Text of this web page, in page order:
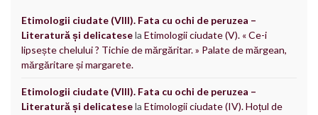
Etimologii ciudate (VIII). Fata cu ochi de peruzea –
Literatură și delicatesela Etimologii ciudate (V). « Ce-i
lipsește chelului ? Tichie de mărgăritar. » Palate de mărgean,
mărgăritare și margarete.
Etimologii ciudate (VIII). Fata cu ochi de peruzea –
Literatură și delicatesela Etimologii ciudate (IV). Hoțul de